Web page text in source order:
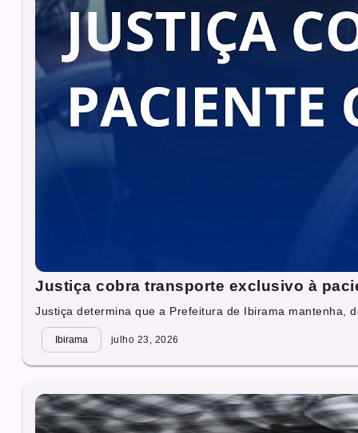
Justiça cobra transporte exclusivo à
Justiça determina que a Prefeitura de Ibirama mantenha,
Ibirama julho 23, 2026